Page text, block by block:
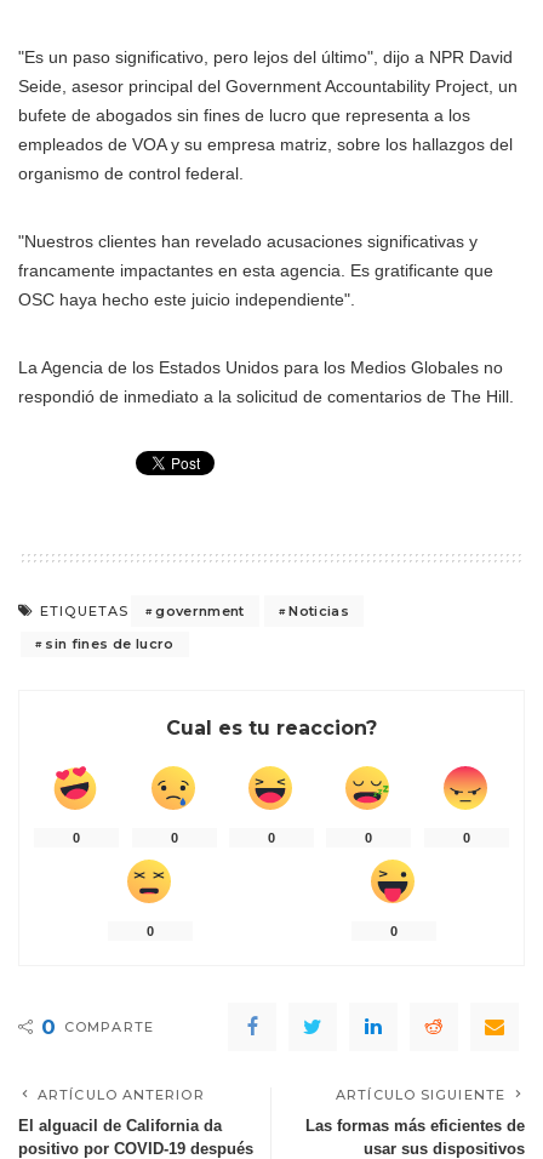
"Es un paso significativo, pero lejos del último", dijo a NPR David
Seide, asesor principal del Government Accountability Project, un
bufete de abogados sin fines de lucro que representa a los
empleados de VOA y su empresa matriz, sobre los hallazgos del
organismo de control federal.
"Nuestros clientes han revelado acusaciones significativas y
francamente impactantes en esta agencia. Es gratificante que
OSC haya hecho este juicio independiente".
La Agencia de los Estados Unidos para los Medios Globales no
respondió de inmediato a la solicitud de comentarios de The Hill.
ETIQUETAS government
Noticias
sin fines de lucro
Cual es tu reaccion?
0 0 0 0 0
0 0
0 COMPARTE
ARTÍCULO ANTERIOR
El alguacil de California da
positivo por COVID-19 después
ARTÍCULO SIGUIENTE
Las formas más eficientes de
usar sus dispositivos